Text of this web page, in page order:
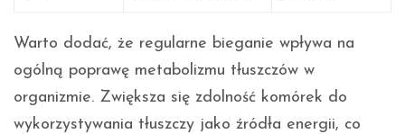
Warto dodać, że regularne bieganie wpływa na
ogólną poprawę metabolizmu tłuszczów w
organizmie. Zwiększa się zdolność komórek do
wykorzystywania tłuszczy jako źródła energii, co